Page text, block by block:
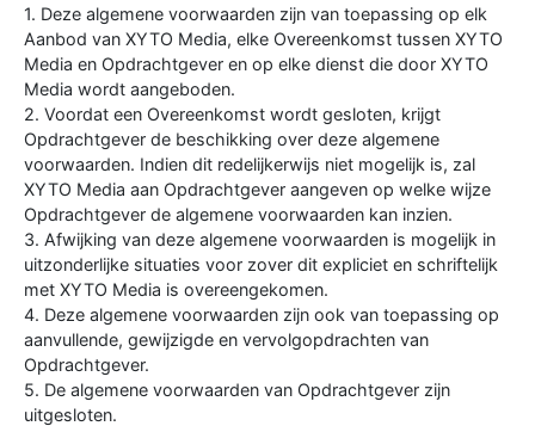
1. Deze algemene voorwaarden zijn van toepassing op elk
Aanbod van XYTO Media, elke Overeenkomst tussen XYTO
Media en Opdrachtgever en op elke dienst die door XYTO
Media wordt aangeboden.
2. Voordat een Overeenkomst wordt gesloten, krijgt
Opdrachtgever de beschikking over deze algemene
voorwaarden. Indien dit redelijkerwijs niet mogelijk is, zal
XYTO Media aan Opdrachtgever aangeven op welke wijze
Opdrachtgever de algemene voorwaarden kan inzien.
3. Afwijking van deze algemene voorwaarden is mogelijk in
uitzonderlijke situaties voor zover dit expliciet en schriftelijk
met XYTO Media is overeengekomen.
4. Deze algemene voorwaarden zijn ook van toepassing op
aanvullende, gewijzigde en vervolgopdrachten van
Opdrachtgever.
5. De algemene voorwaarden van Opdrachtgever zijn
uitgesloten.